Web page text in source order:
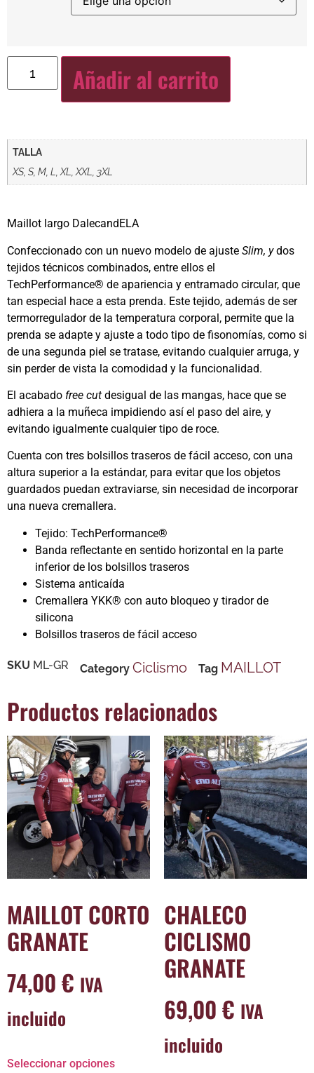
Añadir al carrito
TALLA
XS, S, M, L, XL, XXL, 3XL
Maillot largo DalecandELA
Confeccionado con un nuevo modelo de ajuste Slim, ydos
tejidos técnicos combinados, entre ellos el
TechPerformance® de apariencia y entramado circular, que
tan especial hace a esta prenda. Este tejido, además de ser
termorregulador de la temperatura corporal, permite que la
prenda se adapte y ajuste a todo tipo de fisonomías, como si
de una segunda piel se tratase, evitando cualquier arruga, y
sin perder de vista la comodidad y la funcionalidad.
El acabado free cut desigual de las mangas, hace que se
adhiera a la muñeca impidiendo así el paso del aire, y
evitando igualmente cualquier tipo de roce.
Cuenta con tres bolsillos traseros de fácil acceso, con una
altura superior a la estándar, para evitar que los objetos
guardados puedan extraviarse, sin necesidad de incorporar
una nueva cremallera.
Tejido: TechPerformance®
Banda reflectante en sentido horizontal en la parte
inferior de los bolsillos traseros
Sistema anticaída
Cremallera YKK® con auto bloqueo y tirador de
silicona
Bolsillos traseros de fácil acceso
SKU ML-GR Category Ciclismo Tag MAILLOT
Productos relacionados
MAILLOT CORTO
GRANATE
74,00€ IVA
incluido
Seleccionar opciones
CHALECO
CICLISMO
GRANATE
69,00€ IVA
incluido